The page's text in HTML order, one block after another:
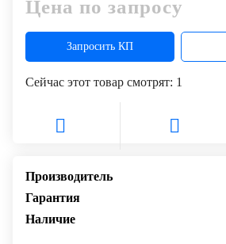
Цена по запросу
Запросить КП
Сейчас этот товар смотрят: 1
Производитель
Гарантия
Наличие